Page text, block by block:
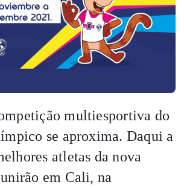
multiesportiva do
se aproxima. Daqui a
atletas da nova
em Cali, na